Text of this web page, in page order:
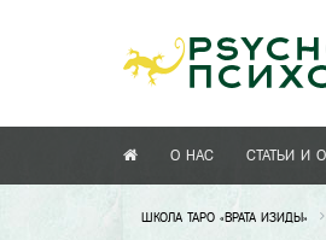
О НАС СТАТЬИ И
ШКОЛА ТАРО «ВРАТА ИЗИДЫ»